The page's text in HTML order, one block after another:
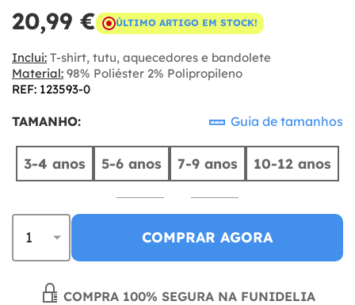
20,99 € ÚLTIMO ARTIGO EM STOCK!
Inclui: T-shirt, tutu, aquecedores e bandolete
Material: 98% Poliéster 2% Polipropileno
REF: 123593-0
TAMANHO: Guia de tamanhos
3-4 anos 5-6 anos 7-9 anos 10-12 anos
COMPRAR AGORA
COMPRA 100% SEGURA NA FUNIDELIA